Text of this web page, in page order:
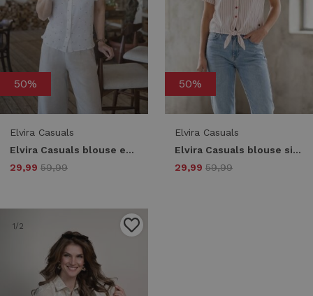
50%
Elvira Casuals
Elvira Casuals blouse emma e3 26-037 Blouse 210 sand dots
29,99 59,99
50%
Elvira Casuals
Elvira Casuals blouse silvia e3 26-033 Blouse 596 striped linen
29,99 59,99
1 /2